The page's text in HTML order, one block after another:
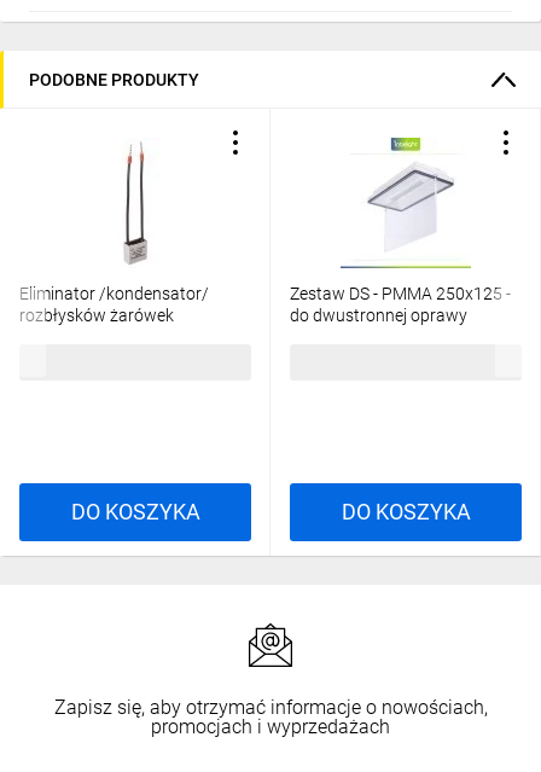
PODOBNE PRODUKTY
Eliminator /kondensator/
rozbłysków żarówek
DO KOSZYKA
Zestaw DS - PMMA 250x125 -
do dwustronnej oprawy
DO KOSZYKA
Zapisz się, aby otrzymać informacje o nowościach,
promocjach i wyprzedażach